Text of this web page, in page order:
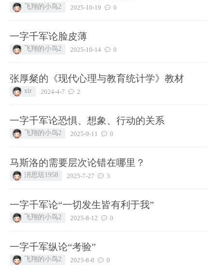
飞翔的小鸟2 2025-10-19 0
一字千军论脸皮薄
飞翔的小鸟2 2025-10-14 0
张厚粲的《现代心理与教育统计学》教材
xir 2024-4-7 2
一字千军论恐惧、想象、行动的关系
飞翔的小鸟2 2025-9-11 0
马斯洛的需要层次论错在哪里？
洀思珐1958 2025-7-27 3
一字千军论“一切发生皆有利于我”
飞翔的小鸟2 2025-8-12 0
一字千军纵论“考验”
飞翔的小鸟2 2025-8-8 0